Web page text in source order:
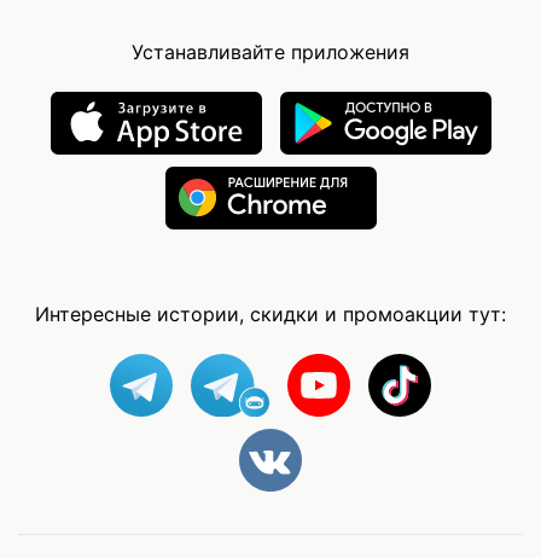
Устанавливайте приложения
Интересные истории, скидки и промоакции тут: